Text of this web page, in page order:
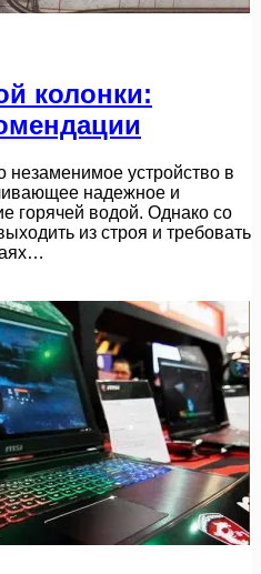
колонки:
незаменимое устройство в
надежное и
горячей водой. Однако со
из строя и требовать